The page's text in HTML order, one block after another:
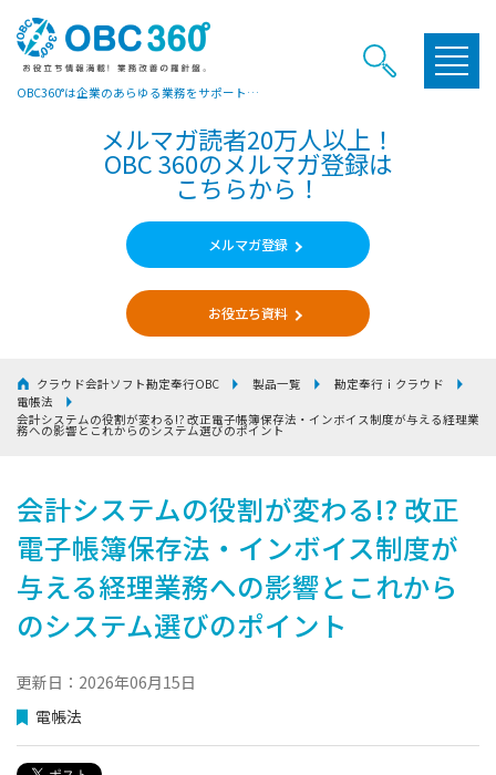
OBC360°は企業のあらゆる業務をサポートするヒントやお役立ち情報をご提供しています
メルマガ読者20万人以上！
OBC 360のメルマガ登録は
こちらから！
メルマガ登録
お役立ち資料
クラウド会計ソフト勘定奉行OBC 製品一覧
勘定奉行ｉクラウド
電帳法
会計システムの役割が変わる!? 改正電子帳簿保存法・インボイス制度が与える経理業
務への影響とこれからのシステム選びのポイント
会計システムの役割が変わる!? 改正
電子帳簿保存法・インボイス制度が
与える経理業務への影響とこれから
のシステム選びのポイント
更新日：2026年06月15日
電帳法